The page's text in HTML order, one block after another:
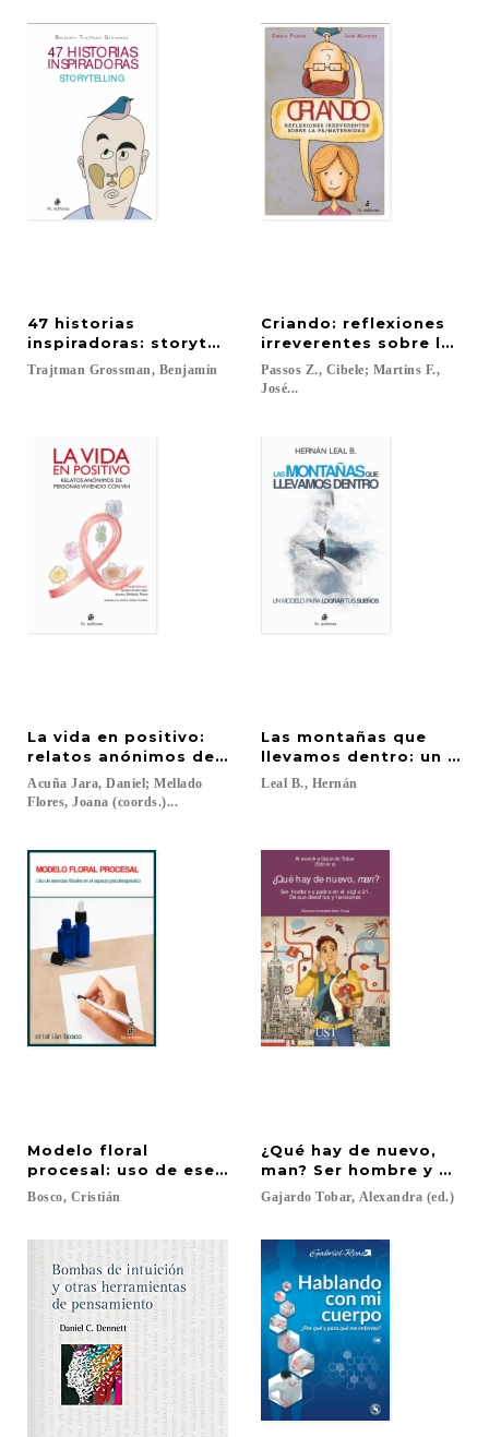
47 historias
inspiradoras: storytelling
Trajtman Grossman, Benjamín
Criando: reflexiones
irreverentes sobre la
Passos Z., Cibele; Martins F.,
José...
La vida en positivo:
relatos anónimos de personas viviendo con VIH
Acuña Jara, Daniel; Mellado
Flores, Joana (coords.)...
Las montañas que
llevamos dentro: un
Leal B., Hernán
Modelo floral
procesal: uso de esencias florales en el espacio
Bosco, Cristián
¿Qué hay de nuevo,
man? Ser hombre y
Gajardo Tobar, Alexandra (ed.)